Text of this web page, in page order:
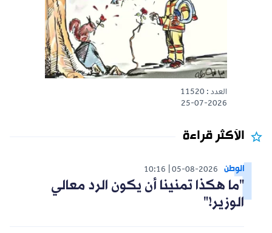
العدد : 11520
25-07-2026
الأكثر قراءة
الوطن 05-08-2026
10:16
"ما هكذا تمنينا أن يكون الرد معالي
الوزير!"